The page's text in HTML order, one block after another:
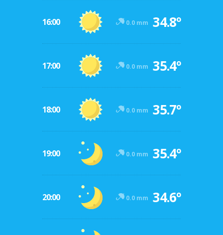
16:00 0.0 mm 34.8º
17:00 0.0 mm 35.4º
18:00 0.0 mm 35.7º
19:00 0.0 mm 35.4º
20:00 0.0 mm 34.6º